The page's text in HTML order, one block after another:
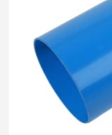
2026-04-23
كيفية منع مشاكل تسرب الأنابيب البلاستيكية بنسبة 99٪ في عام
2026؟